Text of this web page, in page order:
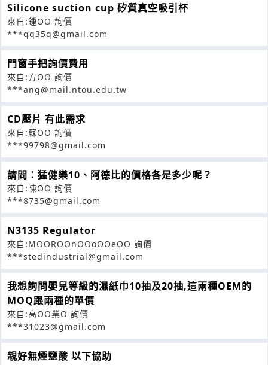
Silicone suction cup 矽質真空吸引杯
來自:鍾OO 詢價
***qq35q@gmail.com
門窗手把詢價費用
來自:方OO 詢價
***ang@mail.ntou.edu.tw
CD壓片 有此需求
來自:蘇OO 詢價
***99798@gmail.com
請問：猛健樂10、阿德比的價格各是多少呢？
來自:陳OO 詢價
***8735@gmail.com
N3135 Regulator
來自:MOOROOnOOoOOeOO 詢價
***stedindustrial@gmail.com
我想詢問嬰兒等級的濕紙巾10抽及20抽,這兩種OEM的
MOQ跟兩種的單價
來自:高OO業O 詢價
***31023@gmail.com
親好無煙鹽酸 以下協助